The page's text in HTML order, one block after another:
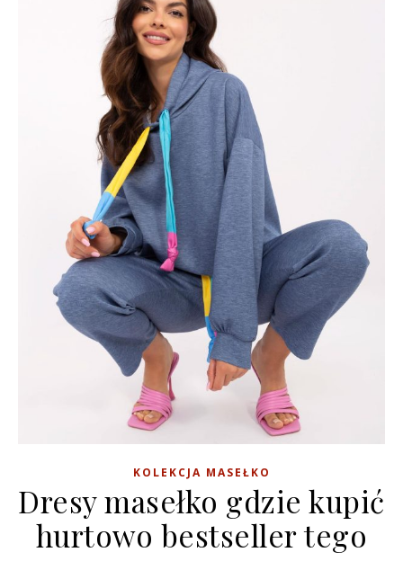
KOLEKCJA MASEŁKO
Dresy masełko gdzie kupić
hurtowo bestseller tego